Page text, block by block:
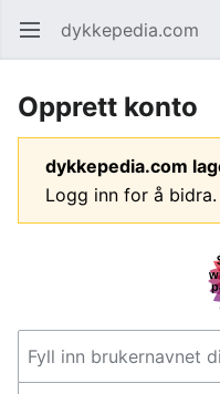
Åpne hovedmenyen dykkepedia.com
Opprett konto
dykkepedia.com
Logg inn for å bidra.